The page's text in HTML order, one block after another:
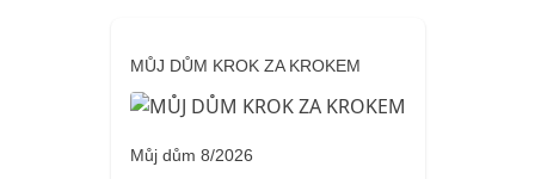
MŮJ DŮM KROK ZA KROKEM
Můj dům 8/2026